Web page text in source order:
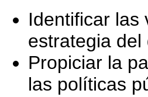
Identificar las
estrategia
Propiciar la
las políticas